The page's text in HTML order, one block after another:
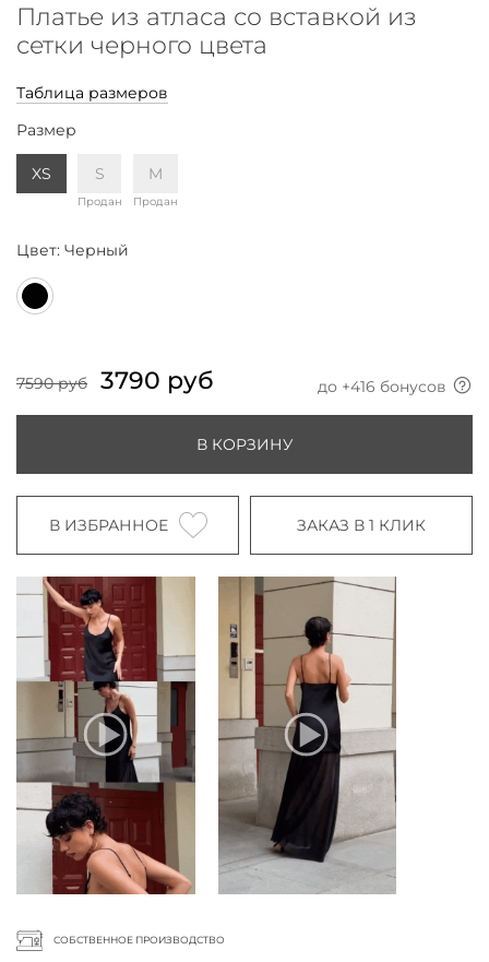
Платье из атласа со вставкой из
сетки черного цвета
Таблица размеров
Размер
XS S
Продан
M
Продан
Цвет: Черный
7590 руб 3790 руб до +416 бонусов
В КОРЗИНУ
В ИЗБРАННОЕ ЗАКАЗ В 1 КЛИК
СОБСТВЕННОЕ ПРОИЗВОДСТВО